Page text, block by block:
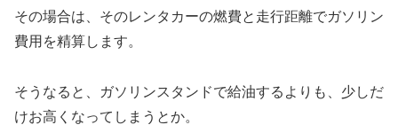
その場合は、そのレンタカーの燃費と走行距離でガソリン
費用を精算します。
そうなると、ガソリンスタンドで給油するよりも、少しだ
けお高くなってしまうとか。